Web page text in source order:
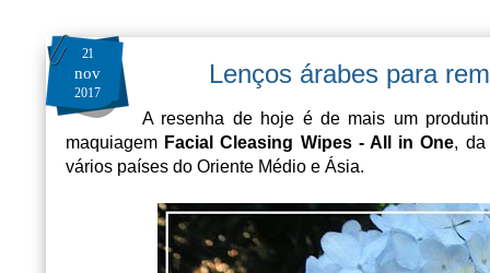
21
nov
2017
Lenços árabes para
A resenha de hoje é de mais um
maquiagem Facial Cleasing Wipes - All in One, da
vários países do Oriente Médio e Ásia.